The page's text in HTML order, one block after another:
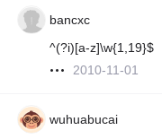
bancxc
^(?i)[a-z]\w{1,19}$
2010-11-01
wuhuabucai